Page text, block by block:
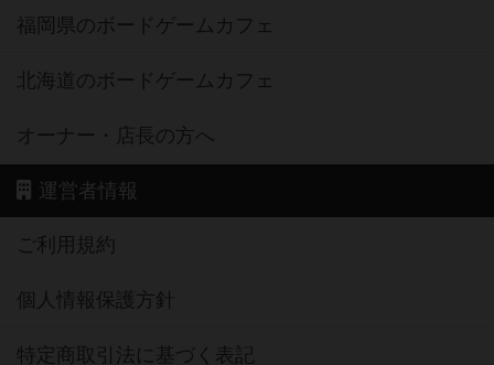
福岡県のボードゲームカフェ
北海道のボードゲームカフェ
オーナー・店長の方へ
運営者情報
ご利用規約
個人情報保護方針
特定商取引法に基づく表記